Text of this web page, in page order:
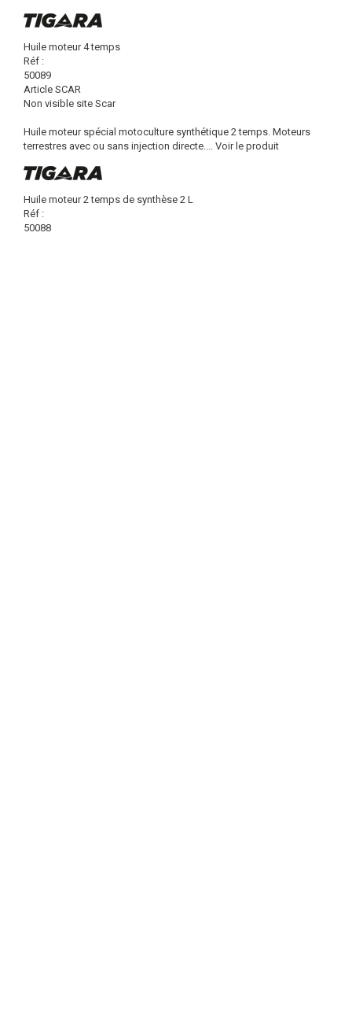
Huile moteur 4 temps
Réf :
50089
Article SCAR
Non visible site Scar
Huile moteur spécial motoculture synthétique 2 temps. Moteurs
terrestres avec ou sans injection directe.... Voir le produit
Huile moteur 2 temps de synthèse 2 L
Réf :
50088